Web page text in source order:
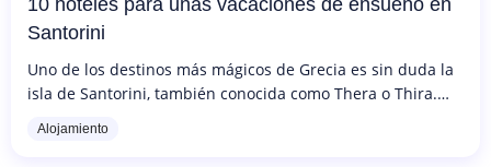
Santorini
Uno de los destinos más mágicos de Grecia es sin duda la
isla de Santorini, también conocida como Thera o Thira.
en la antigüedad:...
Alojamiento